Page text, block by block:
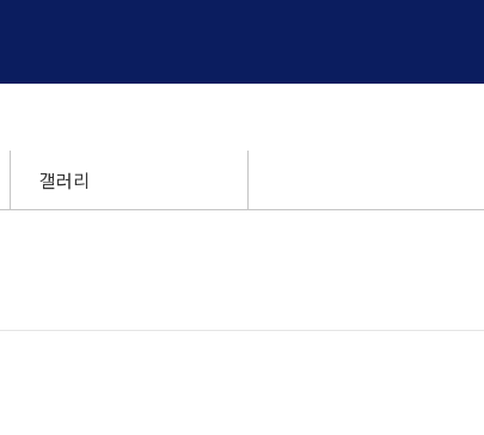
갤러리